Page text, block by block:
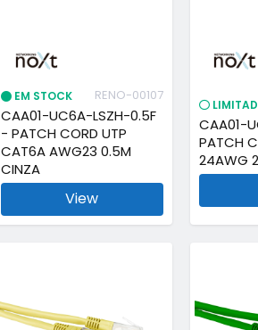
EM STOCK RENO-00107
CAA01-UC6A-LSZH-0.5F
- PATCH CORD UTP
CAT6A AWG23 0.5M
CINZA
View
CAA01-
PATCH
24AWG